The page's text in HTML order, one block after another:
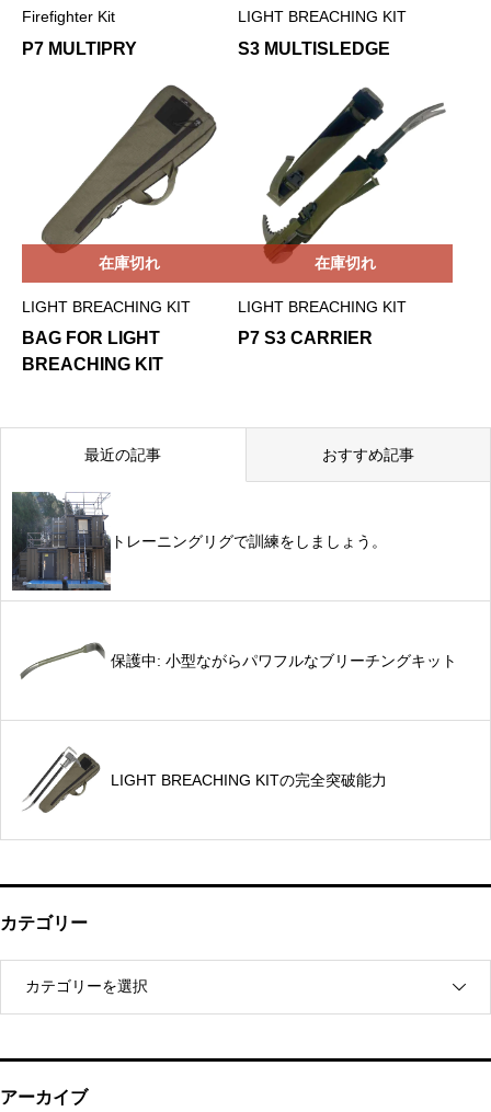
Firefighter Kit
P7 MULTIPRY
LIGHT BREACHING KIT
S3 MULTISLEDGE
LIGHT BREACHING KIT
BAG FOR LIGHT
BREACHING KIT
在庫切れ
LIGHT BREACHING KIT
P7 S3 CARRIER
在庫切れ
最近の記事 おすすめ記事
トレーニングリグで訓練をしましょう。
保護中: 小型ながらパワフルなブリーチングキット
LIGHT BREACHING KITの完全突破能力
カテゴリー
アーカイブ